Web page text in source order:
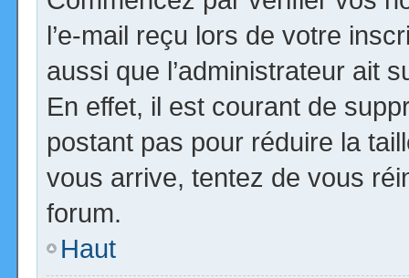
l’e-mail reçu lors de votre
aussi que l’administrateur ait
En effet, il est courant de
postant pas pour réduire la
vous arrive, tentez de vous
forum.
Haut